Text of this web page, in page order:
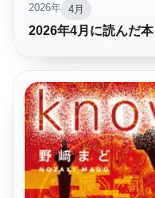
2026年 4月
2026年4月に読んだ本